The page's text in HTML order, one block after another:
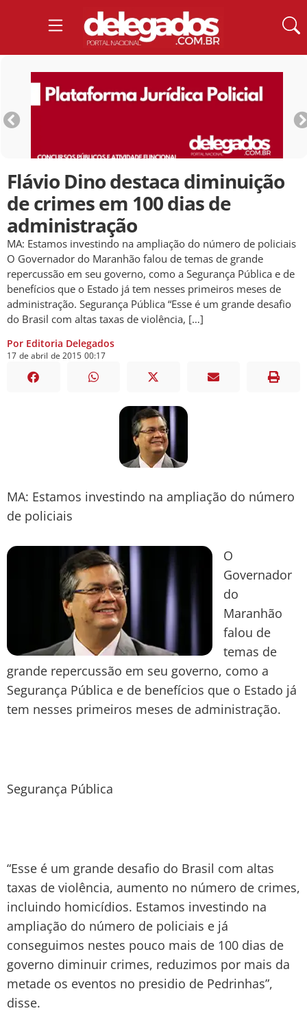
Flávio Dino destaca diminuição
de crimes em 100 dias de
administração
MA: Estamos investindo na ampliação do número de policiais
O Governador do Maranhão falou de temas de grande
repercussão em seu governo, como a Segurança Pública e de
benefícios que o Estado já tem nesses primeiros meses de
administração. Segurança Pública “Esse é um grande desafio
do Brasil com altas taxas de violência, […]
Por Editoria Delegados
17 de abril de 2015 00:17
MA: Estamos investindo na ampliação do número
de policiais
O
Governador
do
Maranhão
falou de
temas de
grande repercussão em seu governo, como a
Segurança Pública e de benefícios que o Estado já
tem nesses primeiros meses de administração.
Segurança Pública
“Esse é um grande desafio do Brasil com altas
taxas de violência, aumento no número de crimes,
incluindo homicídios. Estamos investindo na
ampliação do número de policiais e já
conseguimos nestes pouco mais de 100 dias de
governo diminuir crimes, reduzimos por mais da
metade os eventos no presidio de Pedrinhas”,
disse.